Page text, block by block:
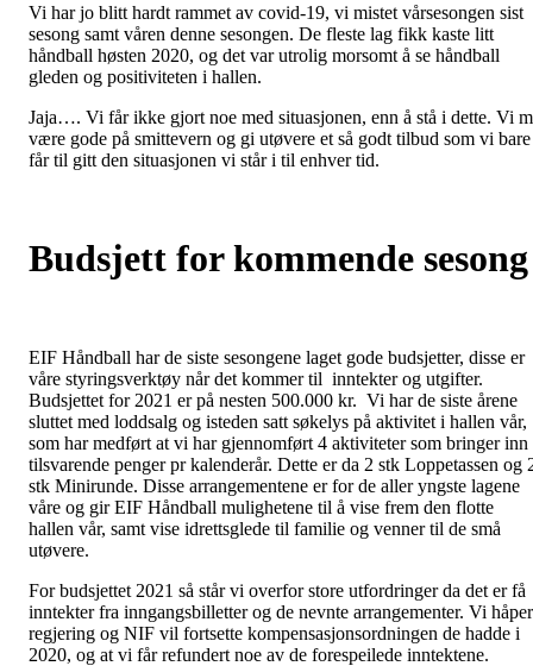
Vi har jo blitt hardt rammet av covid-19, vi mistet vårsesongen sist
sesong samt våren denne sesongen. De fleste lag fikk kaste litt
håndball høsten 2020, og det var utrolig morsomt å se håndball
gleden og positiviteten i hallen.
Jaja…. Vi får ikke gjort noe med situasjonen, enn å stå i dette. Vi
være gode på smittevern og gi utøvere et så godt tilbud som vi bare
får til gitt den situasjonen vi står i til enhver tid.
Budsjett for kommende
EIF Håndball har de siste sesongene laget gode budsjetter, disse er
våre styringsverktøy når det kommer til inntekter og utgifter.
Budsjettet for 2021 er på nesten 500.000 kr. Vi har de siste årene
sluttet med loddsalg og isteden satt søkelys på aktivitet i hallen vår,
som har medført at vi har gjennomført 4 aktiviteter som bringer inn
tilsvarende penger pr kalenderår. Dette er da 2 stk Loppetassen og
stk Minirunde. Disse arrangementene er for de aller yngste lagene
våre og gir EIF Håndball mulighetene til å vise frem den flotte
hallen vår, samt vise idrettsglede til familie og venner til de små
utøvere.
For budsjettet 2021 så står vi overfor store utfordringer da det er få
inntekter fra inngangsbilletter og de nevnte arrangementer. Vi håper
regjering og NIF vil fortsette kompensasjonsordningen de hadde i
2020, og at vi får refundert noe av de forespeilede inntektene.